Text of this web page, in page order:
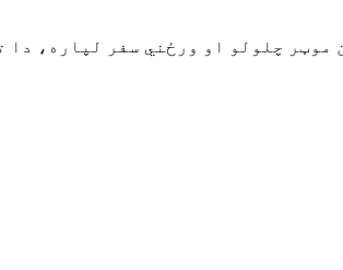
موټر چلولو او ورځني سفر لپاره،